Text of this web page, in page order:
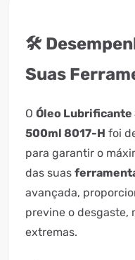
🛠️
Suas
O Óleo Lubrificante
500ml 8017-H foi
para garantir o
das suas
avançada,
previne o desgaste,
extremas.